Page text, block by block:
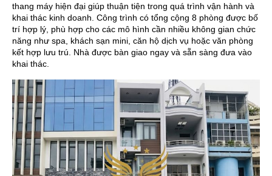
thang máy hiện đại giúp thuận tiện trong quá trình vận hành và
khai thác kinh doanh. Công trình có tổng cộng 8 phòng được bố
trí hợp lý, phù hợp cho các mô hình cần nhiều không gian chức
năng như spa, khách sạn mini, căn hộ dịch vụ hoặc văn phòng
kết hợp lưu trú. Nhà được bàn giao ngay và sẵn sàng đưa vào
khai thác.